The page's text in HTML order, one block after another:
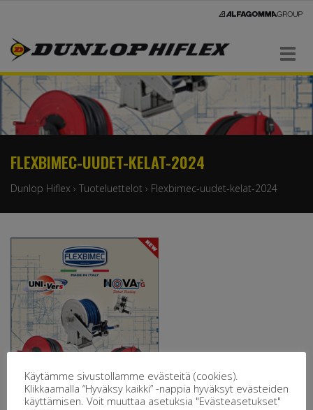
Navigaatio
FLEXBIMEC-UUDET-KELAT-2024
Dunlop Hiflex › Tuoteluettelot › Flexbimec-uudet-kelat-2024
Käytämme sivustollamme evästeitä (cookies).
Klikkaamalla “Hyväksy kaikki” -nappia hyväksyt evästeiden
käyttämisen. Voit muuttaa asetuksia "Evästeasetukset"